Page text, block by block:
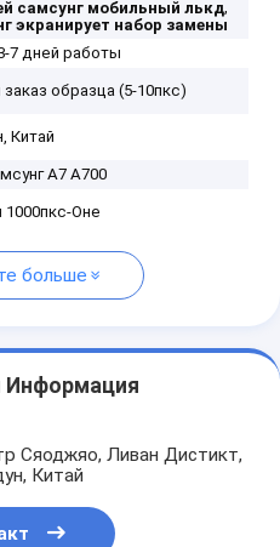
самсунг мобильный лькд,
экранирует набор замены
7 дней работы
заказ образца (5-10пкс)
Китай
А7 А700
1000пкс-Оне
больше
Информация
Сяоджяо, Ливан Дистикт,
Китай